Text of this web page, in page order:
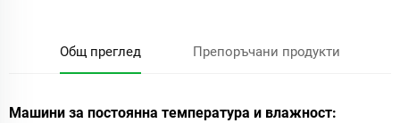
Общ преглед Препоръчани продукти
Машини за постоянна температура и влажност: